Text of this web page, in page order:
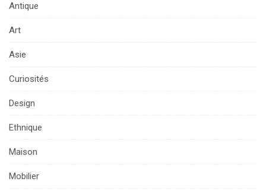
Antique
Art
Asie
Curiosités
Design
Ethnique
Maison
Mobilier